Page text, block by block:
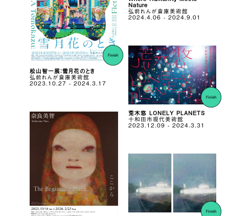
Nature
弘前れんが倉庫美術館
2024.4.06 - 2024.9.01
松⼭智⼀展：雪⽉花のとき
弘前れんが倉庫美術館
2023.10.27 - 2024.3.17
荒木悠 LONELY PLANETS
十和田市現代美術館
2023.12.09 - 2024.3.31